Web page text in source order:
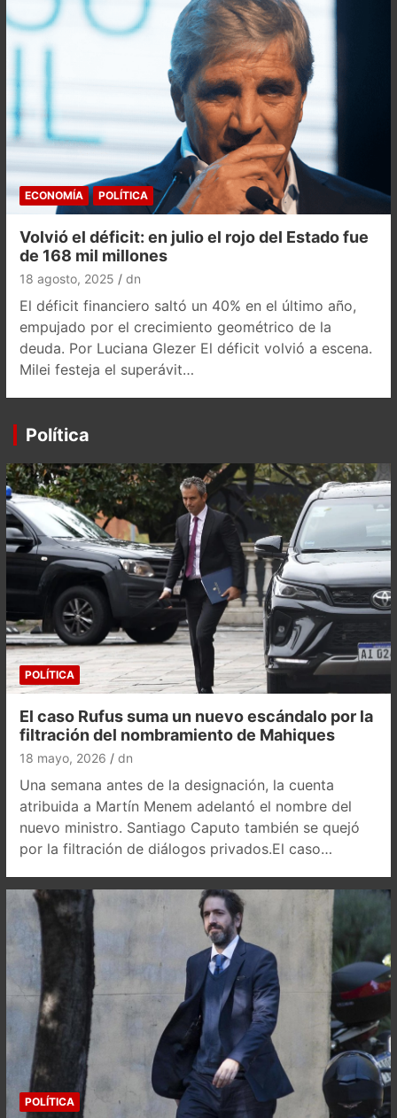
ECONOMÍA POLÍTICA
Volvió el déficit: en julio el rojo del Estado fue
de 168 mil millones
18 agosto, 2025 dn
El déficit financiero saltó un 40% en el último año,
empujado por el crecimiento geométrico de la
deuda. Por Luciana Glezer El déficit volvió a escena.
Milei festeja el superávit…
Política
POLÍTICA
El caso Rufus suma un nuevo escándalo por la
filtración del nombramiento de Mahiques
18 mayo, 2026 dn
Una semana antes de la designación, la cuenta
atribuida a Martín Menem adelantó el nombre del
nuevo ministro. Santiago Caputo también se quejó
por la filtración de diálogos privados.El caso…
POLÍTICA